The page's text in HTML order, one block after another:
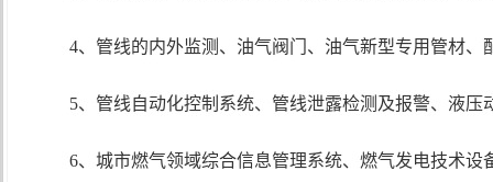
4、管线的内外监测、油气阀门、油气新型专用管材、
5、管线自动化控制系统、管线泄露检测及报警、液压
6、城市燃气领域综合信息管理系统、燃气发电技术设